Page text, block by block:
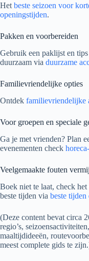
Hetbeste seizoen voor
openingstijden.
Pakken en voorbereiden
Gebruik een paklijst en
duurzaam via duurzame
Familievriendelijke opties
Ontdek familievriendelijke
Voor groepen en speciale
Ga je met vrienden? Plan
evenementen check
Veelgemaakte fouten
Boek niet te laat, check
beste tijden via beste tijden
(Deze content bevat circa
regio’s,
maaltijdideeën,
meest complete gids te